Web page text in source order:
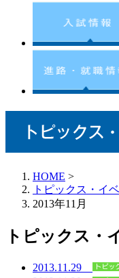
HOME >
トピックス・イ
2013年11月
トピックス・
2013.11.29